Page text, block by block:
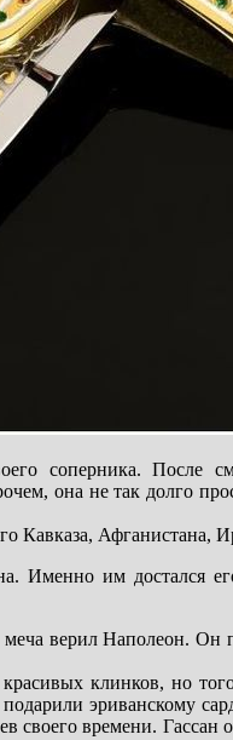
соперника. После
она не так долго
Кавказа, Афганистана,
Именно им достался
верил Наполеон.
клинков, но
эриванскому
своего времени.